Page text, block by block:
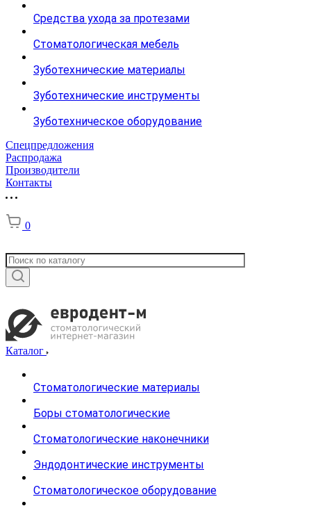
Средства ухода за протезами
Стоматологическая мебель
Зуботехнические материалы
Зуботехнические инструменты
Зуботехническое оборудование
Спецпредложения
Распродажа
Производители
Контакты
0
Каталог
Стоматологические материалы
Боры стоматологические
Стоматологические наконечники
Эндодонтические инструменты
Стоматологическое оборудование